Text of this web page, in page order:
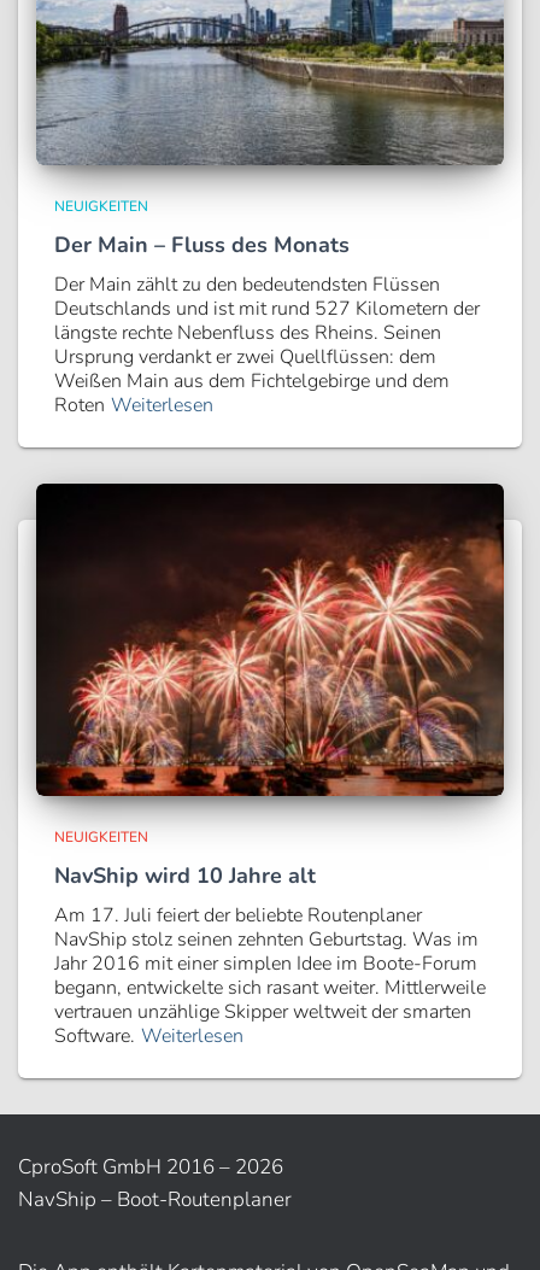
NEUIGKEITEN
Der Main – Fluss des Monats
Der Main zählt zu den bedeutendsten Flüssen
Deutschlands und ist mit rund 527 Kilometern der
längste rechte Nebenfluss des Rheins. Seinen
Ursprung verdankt er zwei Quellflüssen: dem
Weißen Main aus dem Fichtelgebirge und dem
Roten Weiterlesen
NEUIGKEITEN
NavShip wird 10 Jahre alt
Am 17. Juli feiert der beliebte Routenplaner
NavShip stolz seinen zehnten Geburtstag. Was im
Jahr 2016 mit einer simplen Idee im Boote-Forum
begann, entwickelte sich rasant weiter. Mittlerweile
vertrauen unzählige Skipper weltweit der smarten
Software. Weiterlesen
CproSoft GmbH 2016 – 2026
NavShip – Boot-Routenplaner